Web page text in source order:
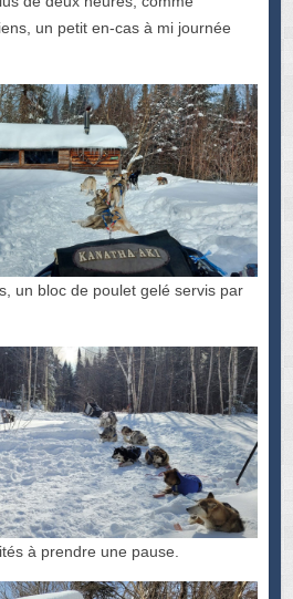
un petit en-cas à mi journée
un bloc de poulet gelé servis par
à prendre une pause.